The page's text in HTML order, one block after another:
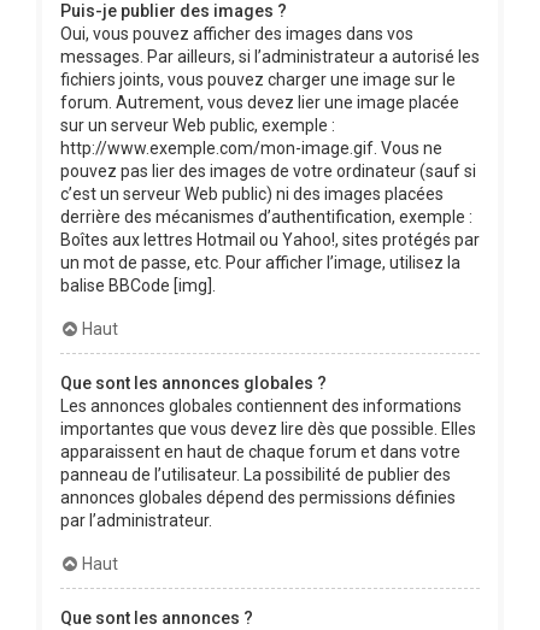
Puis-je publier des images ?
Oui, vous pouvez afficher des images dans vos
messages. Par ailleurs, si l’administrateur a autorisé les
fichiers joints, vous pouvez charger une image sur le
forum. Autrement, vous devez lier une image placée
sur un serveur Web public, exemple :
http://www.exemple.com/mon-image.gif. Vous ne
pouvez pas lier des images de votre ordinateur (sauf si
c’est un serveur Web public) ni des images placées
derrière des mécanismes d’authentification, exemple :
Boîtes aux lettres Hotmail ou Yahoo!, sites protégés par
un mot de passe, etc. Pour afficher l’image, utilisez la
balise BBCode [img].
Haut
Que sont les annonces globales ?
Les annonces globales contiennent des informations
importantes que vous devez lire dès que possible. Elles
apparaissent en haut de chaque forum et dans votre
panneau de l’utilisateur. La possibilité de publier des
annonces globales dépend des permissions définies
par l’administrateur.
Haut
Que sont les annonces ?